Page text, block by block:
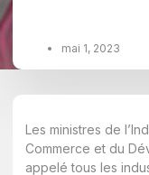
mai 1, 2023
Les ministres de
Commerce et du
appelé tous les